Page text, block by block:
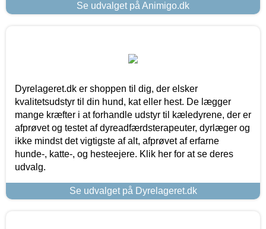
Se udvalget på Animigo.dk
Dyrelageret.dk er shoppen til dig, der elsker
kvalitetsudstyr til din hund, kat eller hest. De lægger
mange kræfter i at forhandle udstyr til kæledyrene, der er
afprøvet og testet af dyreadfærdsterapeuter, dyrlæger og
ikke mindst det vigtigste af alt, afprøvet af erfarne
hunde-, katte-, og hesteejere. Klik her for at se deres
udvalg.
Se udvalget på Dyrelageret.dk